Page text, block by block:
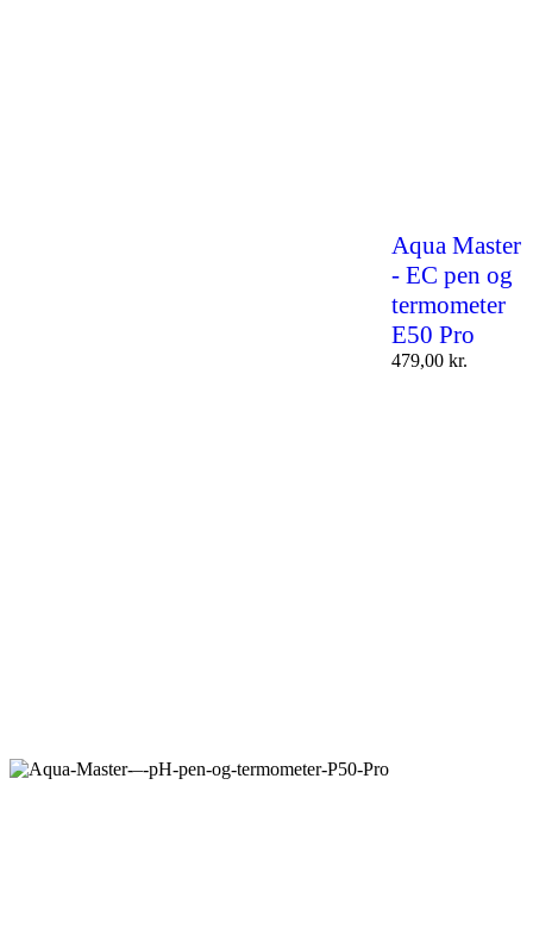
Aqua Master
- EC pen og
termometer
E50 Pro
479,00 kr.